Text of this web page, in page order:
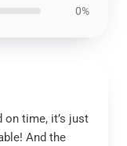
0%
time, it’s just
And the